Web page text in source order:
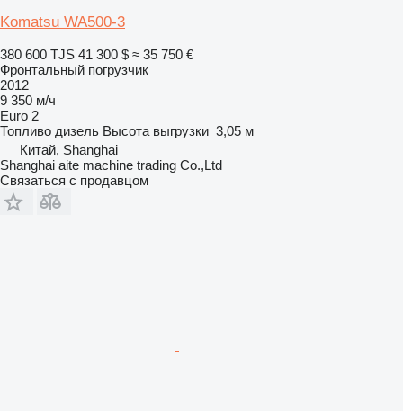
Komatsu WA500-3
380 600 TJS 41 300 $ ≈ 35 750 €
Фронтальный погрузчик
2012
9 350 м/ч
Euro 2
Топливо дизель Высота выгрузки 3,05 м
Китай, Shanghai
Shanghai aite machine trading Co.,Ltd
Связаться с продавцом